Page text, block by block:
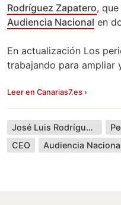
Rodríguez Zapatero,
Audiencia Nacional en
En actualización Los
trabajando para ampliar
Leer en Canarias7.es ›
José Luis Rodríguez Zapatero
CEO
Audiencia